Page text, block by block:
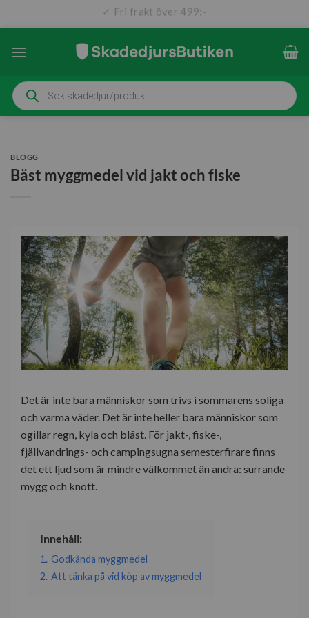
✓ Fri frakt över 499:-
Produktsökning
BLOGG
Bäst myggmedel vid jakt och fiske
Det är inte bara människor som trivs i sommarens soliga
och varma väder. Det är inte heller bara människor som
ogillar regn, kyla och blåst. För jakt-, fiske-,
fjällvandrings- och campingsugna semesterfirare finns
det ett ljud som är mindre välkommet än andra: surrande
mygg och knott.
Innehåll:
1. Godkända myggmedel
2. Att tänka på vid köp av myggmedel